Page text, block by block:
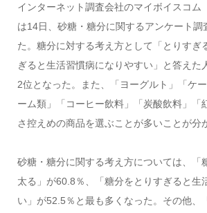
インターネット調査会社のマイボイスコム
は14日、砂糖・糖分に関するアンケート調
た。糖分に対する考え方として「とりすぎ
ぎると生活習慣病になりやすい」と答えた
2位となった。また、「ヨーグルト」「ケ
ーム類」「コーヒー飲料」「炭酸飲料」「
さ控えめの商品を選ぶことが多いことが分
砂糖・糖分に関する考え方については、「
太る」が60.8％、「糖分をとりすぎると生
い」が52.5％と最も多くなった。その他、